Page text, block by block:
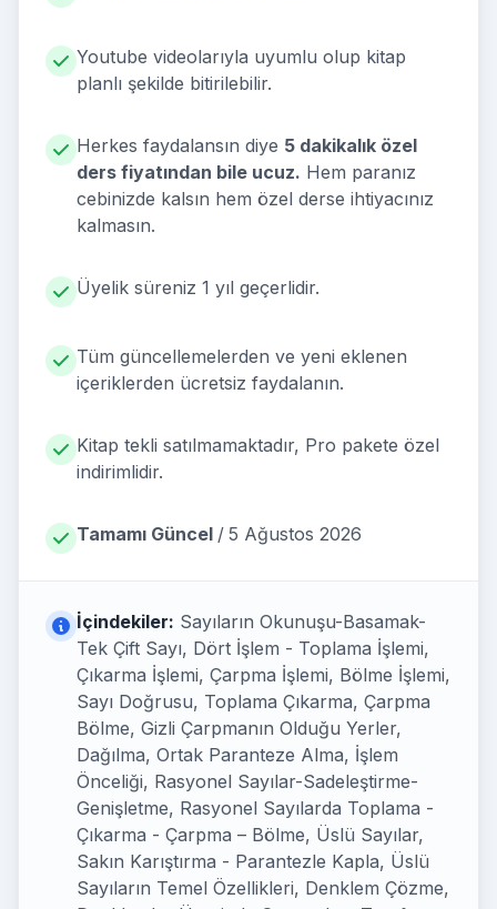
Youtube videolarıyla uyumlu olup kitap
planlı şekilde bitirilebilir.
Herkes faydalansın diye 5 dakikalık özel
ders fiyatından bile ucuz. Hem paranız
cebinizde kalsın hem özel derse ihtiyacınız
kalmasın.
Üyelik süreniz 1 yıl geçerlidir.
Tüm güncellemelerden ve yeni eklenen
içeriklerden ücretsiz faydalanın.
Kitap tekli satılmamaktadır, Pro pakete özel
indirimlidir.
Tamamı Güncel / 5 Ağustos 2026
İçindekiler: Sayıların Okunuşu-Basamak-
Tek Çift Sayı, Dört İşlem - Toplama İşlemi,
Çıkarma İşlemi, Çarpma İşlemi, Bölme İşlemi,
Sayı Doğrusu, Toplama Çıkarma, Çarpma
Bölme, Gizli Çarpmanın Olduğu Yerler,
Dağılma, Ortak Paranteze Alma, İşlem
Önceliği, Rasyonel Sayılar-Sadeleştirme-
Genişletme, Rasyonel Sayılarda Toplama -
Çıkarma - Çarpma – Bölme, Üslü Sayılar,
Sakın Karıştırma - Parantezle Kapla, Üslü
Sayıların Temel Özellikleri, Denklem Çözme,